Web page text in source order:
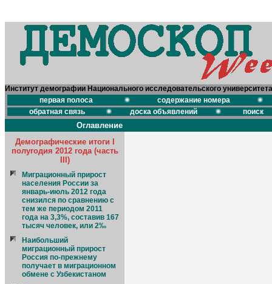
Институт демографии Национального исследовательского
первая полоса
содержание номера
обратная связь
доска объявлений поиск
Оглавление
Демографические итоги I
полугодия 2012 года (часть
III)
Миграционный прирост
населения России за
январь-июль 2012 года
снизился по сравнению с
тем же периодом 2011
года на 3,3%, составив 167
тысяч человек, или 2‰
Наибольший
миграционный прирост
Россия по-прежнему
получает в миграционном
обмене с Узбекистаном